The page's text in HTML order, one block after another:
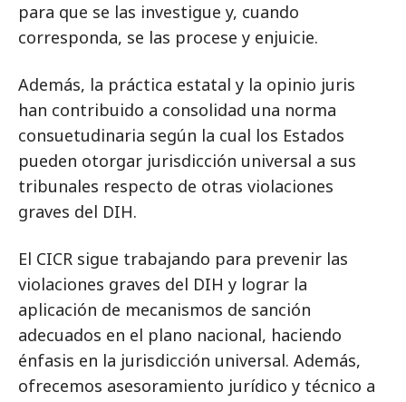
para que se las investigue y, cuando
corresponda, se las procese y enjuicie.
Además, la práctica estatal y la opinio juris
han contribuido a consolidad una norma
consuetudinaria según la cual los Estados
pueden otorgar jurisdicción universal a sus
tribunales respecto de otras violaciones
graves del DIH.
El CICR sigue trabajando para prevenir las
violaciones graves del DIH y lograr la
aplicación de mecanismos de sanción
adecuados en el plano nacional, haciendo
énfasis en la jurisdicción universal. Además,
ofrecemos asesoramiento jurídico y técnico a